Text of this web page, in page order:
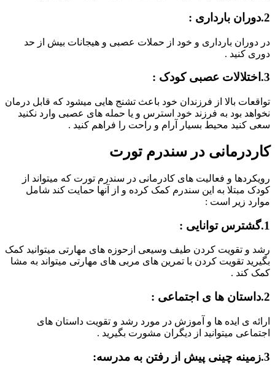
2.دوران بارداری :
در دوران بارداری و خود از حملات عصبی و هیجانات بیش از حد
دوری کنید .
3.اختلالات عصبی کودک :
تواقعات بالا از فرزندان خود باعث تشنج هایی میشود که قابل درمان
نخواهد بود به فرزند خود استرس و یا حمله های عصبی وارد نکنید
سعی کنید محیط بسیار آرام و راحت را فراهم کنید .
کاردرمانی در سندرم تورت
رویکردها و فعالیت های کادرمانی در سندرم تورت که میتواند از
کودک مبتلا به این سندرم کمک کرده و از آنها حمایت کند شامل
موارد زیر است :
1.گشترس توانایی :
رشد و تقویت کردن طیف وسیعی ازحوزه های مهارتی میتوانید کمک
بگیرید تقویت کردن با تمرین های مربی های مهارتی میتواند به مشا
کمک کند .
2.داستان ها ی اجتماعی :
ارائه ی ایده ها و آموزش در مورد رشد و تقویت داستان های
اجتماعی میتوانید از دیگران مشورت بگیرید .
3.زمینه چینی پیش از رفتن به مدرسه: